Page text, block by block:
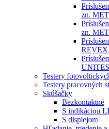
zn.
zn.
Testery
Testery pracovných
Skúšačky
Bezkontaktné
S indikáciou
S displejom